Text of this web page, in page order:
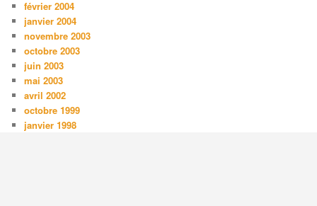
février 2004
janvier 2004
novembre 2003
octobre 2003
juin 2003
mai 2003
avril 2002
octobre 1999
janvier 1998